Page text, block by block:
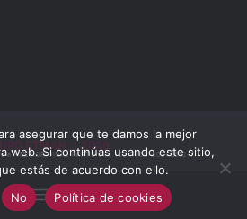
ETMAN : : 2026
MULTIORIGINAL PARTS S.A. (CUIT: 30-60142852-7)
asegurar que te damos la mejor
web. Si continúas usando este sitio,
estás de acuerdo con ello.
No Política de cookies